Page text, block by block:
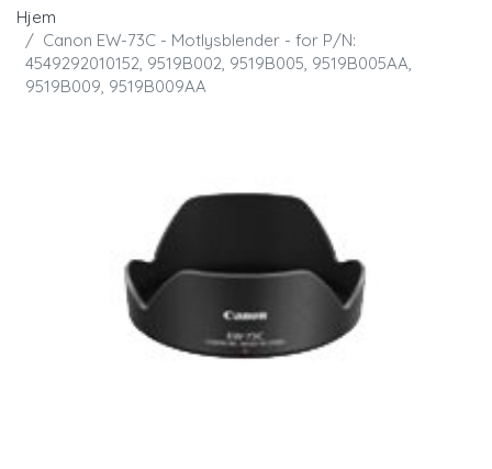
Hjem
Canon EW-73C - Motlysblender - for P/N:
4549292010152, 9519B002, 9519B005, 9519B005AA,
9519B009, 9519B009AA